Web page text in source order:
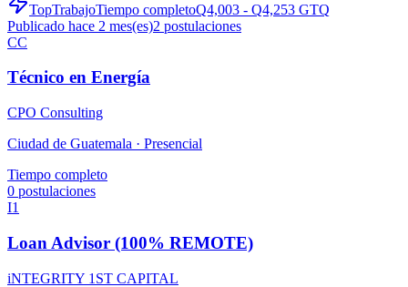
TopTrabajoTiempo completoQ4,003 - Q4,253 GTQ
Publicado hace 2 mes(es)2 postulaciones
CC
Técnico en Energía
CPO Consulting
Ciudad de Guatemala · Presencial
Tiempo completo
0 postulaciones
I1
Loan Advisor (100% REMOTE)
iNTEGRITY 1ST CAPITAL